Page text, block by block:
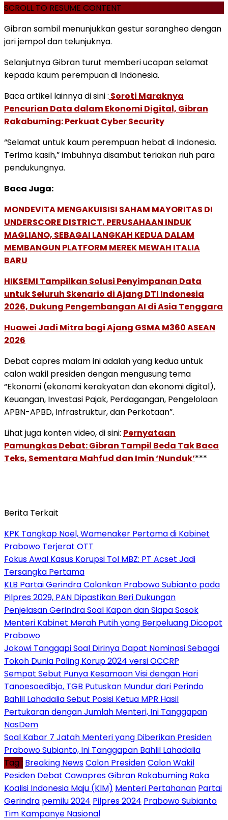
SCROLL TO RESUME CONTENT
Gibran sambil menunjukkan gestur sarangheo dengan
jari jempol dan telunjuknya.
Selanjutnya Gibran turut memberi ucapan selamat
kepada kaum perempuan di Indonesia.
Baca artikel lainnya di sini : Soroti Maraknya
Pencurian Data dalam Ekonomi Digital, Gibran
Rakabuming: Perkuat Cyber Security
“Selamat untuk kaum perempuan hebat di Indonesia.
Terima kasih,” imbuhnya disambut teriakan riuh para
pendukungnya.
Baca Juga:
MONDEVITA MENGAKUISISI SAHAM MAYORITAS DI
UNDERSCORE DISTRICT, PERUSAHAAN INDUK
MAGLIANO, SEBAGAI LANGKAH KEDUA DALAM
MEMBANGUN PLATFORM MEREK MEWAH ITALIA
BARU
HIKSEMI Tampilkan Solusi Penyimpanan Data
untuk Seluruh Skenario di Ajang DTI Indonesia
2026, Dukung Pengembangan AI di Asia Tenggara
Huawei Jadi Mitra bagi Ajang GSMA M360 ASEAN
2026
Debat capres malam ini adalah yang kedua untuk
calon wakil presiden dengan mengusung tema
“Ekonomi (ekonomi kerakyatan dan ekonomi digital),
Keuangan, Investasi Pajak, Perdagangan, Pengelolaan
APBN-APBD, Infrastruktur, dan Perkotaan”.
Lihat juga konten video, di sini: Pernyataan
Pamungkas Debat: Gibran Tampil Beda Tak Baca
Teks, Sementara Mahfud dan Imin ‘Nunduk’***
Berita Terkait
KPK Tangkap Noel, Wamenaker Pertama di Kabinet
Prabowo Terjerat OTT
Fokus Awal Kasus Korupsi Tol MBZ: PT Acset Jadi
Tersangka Pertama
KLB Partai Gerindra Calonkan Prabowo Subianto pada
Pilpres 2029, PAN Dipastikan Beri Dukungan
Penjelasan Gerindra Soal Kapan dan Siapa Sosok
Menteri Kabinet Merah Putih yang Berpeluang Dicopot
Prabowo
Jokowi Tanggapi Soal Dirinya Dapat Nominasi Sebagai
Tokoh Dunia Paling Korup 2024 versi OCCRP
Sempat Sebut Punya Kesamaan Visi dengan Hari
Tanoesoedibjo, TGB Putuskan Mundur dari Perindo
Bahlil Lahadalia Sebut Posisi Ketua MPR Hasil
Pertukaran dengan Jumlah Menteri, Ini Tanggapan
NasDem
Soal Kabar 7 Jatah Menteri yang Diberikan Presiden
Prabowo Subianto, Ini Tanggapan Bahlil Lahadalia
Tag : Breaking NewsCalon PresidenCalon Wakil
Pesiden Debat CawapresGibran Rakabuming Raka
Koalisi Indonesia Maju (KIM) Menteri Pertahanan Partai
Gerindra pemilu 2024 Pilpres 2024 Prabowo Subianto
Tim Kampanye Nasional